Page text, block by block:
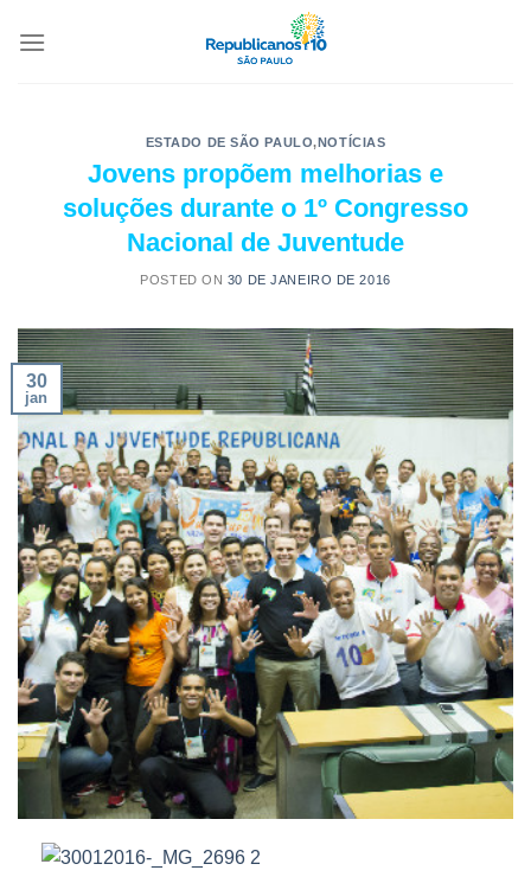
ESTADO DE SÃO PAULO,NOTÍCIAS
Jovens propõem melhorias e
soluções durante o 1º Congresso
Nacional de Juventude
POSTED ON 30 DE JANEIRO DE 2016
30
jan